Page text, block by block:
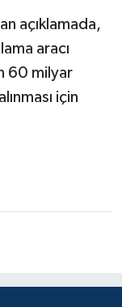
açıklamada,
aracı
60 milyar
için